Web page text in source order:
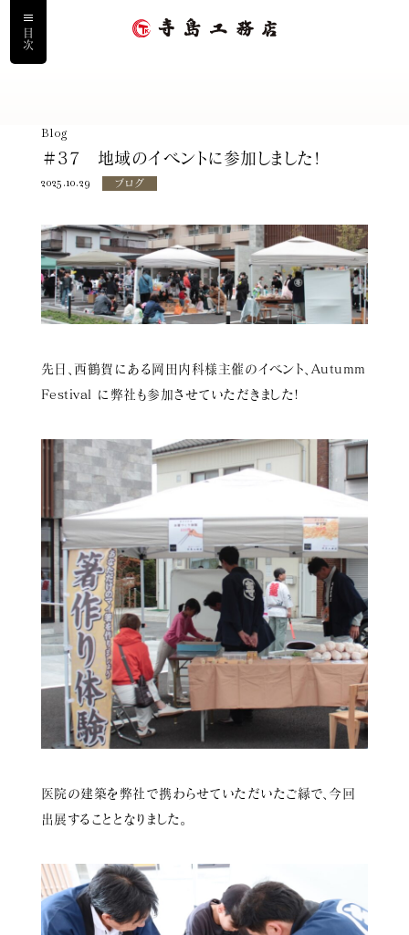
目次
私たちについて
寺島の家に住まう人
施工事例
サービス
会社概要
お問い合わせ
採用情報
〒380-0961
長野市安茂里小市2-19-2
tel.026-227-5544
© Terashima Kohmuten
Blog
＃37 地域のイベントに参加しました!
2025.10.29 ブログ
先日、西鶴賀にある岡田内科様主催のイベント、Autumm
Festival に弊社も参加させていただきました!
医院の建築を弊社で携わらせていただいたご縁で、今回
出展することとなりました。